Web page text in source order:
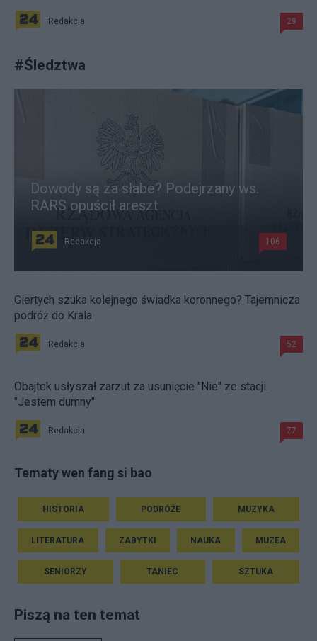
Redakcja 29
#Śledztwa
Dowody są za słabe? Podejrzany ws.
RARS opuścił areszt
Redakcja 106
Giertych szuka kolejnego świadka koronnego? Tajemnicza
podróż do Krala
Redakcja 52
Obajtek usłyszał zarzut za usunięcie "Nie" ze stacji.
"Jestem dumny"
Redakcja 77
Tematy wen fang si bao
HISTORIA PODRÓŻE MUZYKA
LITERATURA ZABYTKI NAUKA MUZEA
SENIORZY TANIEC SZTUKA
Piszą na ten temat